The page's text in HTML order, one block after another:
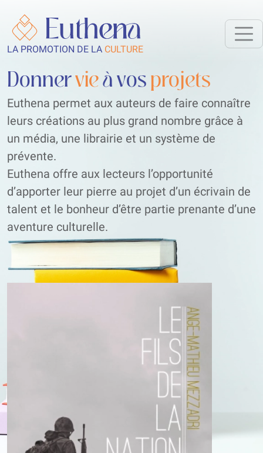
LA PROMOTION DE LA CULTURE
Donnervieà vosprojets
Euthena permet aux auteurs de faire connaître
leurs créations au plus grand nombre grâce à
un média, une librairie et un système de
prévente.
Euthena offre aux lecteurs l’opportunité
d’apporter leur pierre au projet d’un écrivain de
talent et le bonheur d’être partie prenante d’une
aventure culturelle.